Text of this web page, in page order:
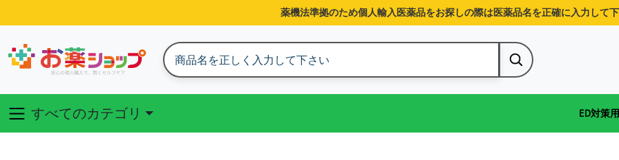
薬機法準拠のため個人輸入医薬品をお探しの際は医薬品名を正確に入力して
すべてのカテゴリ ED対策